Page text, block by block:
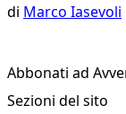
di Marco Iasevoli
Abbonati ad
Sezioni del sito